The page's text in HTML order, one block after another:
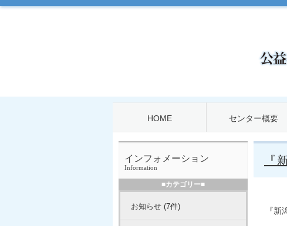
HOME センター概要
『
『
インフォメーション
Information
■カテゴリー■
お知らせ (7件)